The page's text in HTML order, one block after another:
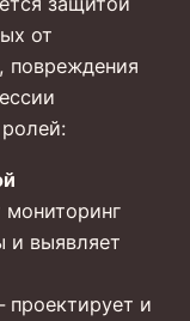
от
повреждения
и выявляет
и